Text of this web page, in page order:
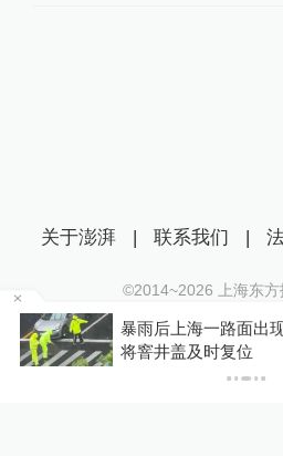
暴雨后上海一路面出
将窨井盖及时复位
关于澎湃 | 联系我们 |
©2014~2026 上海东
沪ICP证：沪B2-20170116 |
互联网新闻信息服务许可
沪公网安备